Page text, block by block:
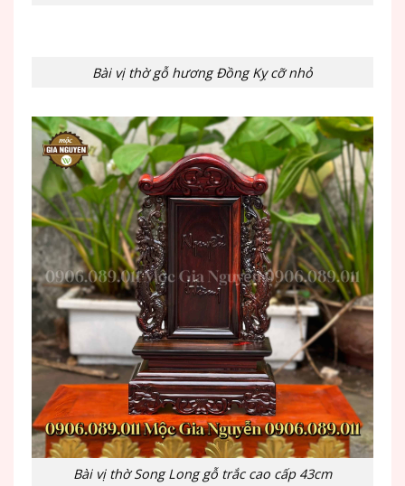
Bài vị thờ gỗ hương Đồng Kỵ cỡ nhỏ
Bài vị thờ Song Long gỗ trắc cao cấp 43cm